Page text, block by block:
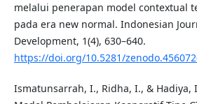
melalui penerapan model contextual
pada era new normal. Indonesian
Development, 1(4), 630–640.
https://doi.org/10.5281/
Ismatunsarrah, I., Ridha, I., & Hadiya,